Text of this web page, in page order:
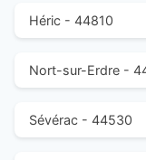
Héric - 44810
Nort-sur-Erdre -
Sévérac - 44530